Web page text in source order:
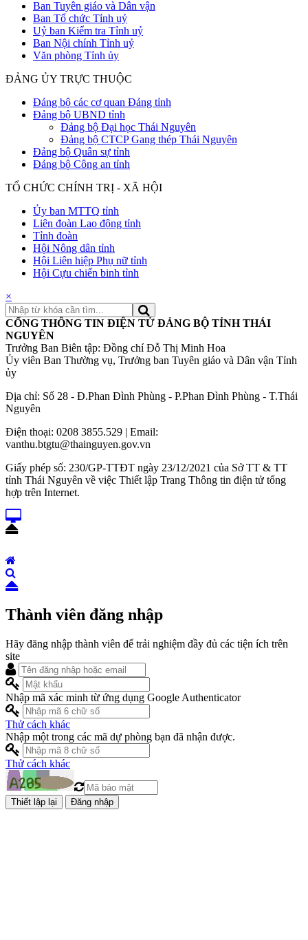
Ban Tuyên giáo và Dân vận
Ban Tổ chức Tỉnh uỷ
Uỷ ban Kiểm tra Tỉnh uỷ
Ban Nội chính Tỉnh uỷ
Văn phòng Tỉnh ủy
ĐẢNG ỦY TRỰC THUỘC
Đảng bộ các cơ quan Đảng tỉnh
Đảng bộ UBND tỉnh
Đảng bộ Đại học Thái Nguyên
Đảng bộ CTCP Gang thép Thái Nguyên
Đảng bộ Quân sự tỉnh
Đảng bộ Công an tỉnh
TỔ CHỨC CHÍNH TRỊ - XÃ HỘI
Ủy ban MTTQ tỉnh
Liên đoàn Lao động tỉnh
Tỉnh đoàn
Hội Nông dân tỉnh
Hội Liên hiệp Phụ nữ tỉnh
Hội Cựu chiến binh tỉnh
×
CỔNG THÔNG TIN ĐIỆN TỬ ĐẢNG BỘ TỈNH THÁI
NGUYÊN
Trưởng Ban Biên tập: Đồng chí Đỗ Thị Minh Hoa
Ủy viên Ban Thường vụ, Trưởng ban Tuyên giáo và Dân vận Tỉnh
ủy
Địa chỉ: Số 28 - Đ.Phan Đình Phùng - P.Phan Đình Phùng - T.Thái
Nguyên
Điện thoại: 0208 3855.529 | Email:
vanthu.btgtu@thainguyen.gov.vn
Giấy phép số: 230/GP-TTĐT ngày 23/12/2021 của Sở TT & TT
tỉnh Thái Nguyên về việc Thiết lập Trang Thông tin điện tử tổng
hợp trên Internet.
Thành viên đăng nhập
Hãy đăng nhập thành viên để trải nghiệm đầy đủ các tiện ích trên
site
Nhập mã xác minh từ ứng dụng Google Authenticator
Thử cách khác
Nhập một trong các mã dự phòng bạn đã nhận được.
Thử cách khác
Đăng nhập